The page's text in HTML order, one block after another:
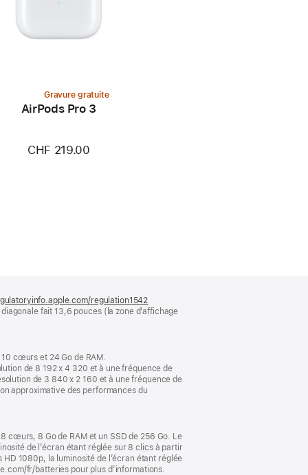
Gravure gratuite
AirPods Pro 3
CHF 219.00
regulation1542
dans
fait 13,6 pouces (la zone d’affichage
cœurs et 24 Go de RAM.
de 8 192 x 4 320 et à une fréquence de
de 3 840 x 2 160 et à une fréquence de
approximative des performances du
cœurs, 8 Go de RAM et un SSD de 256 Go. Le
de l’écran étant réglée sur 8 clics à partir
1080p, la luminosité de l’écran étant réglée
fr/batteries pour plus d’informations.